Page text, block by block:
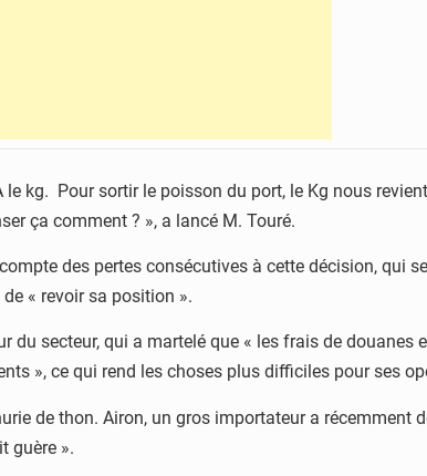
kg. Pour sortir le poisson du port, le Kg nous
ça comment ? », a lancé M. Touré.
des pertes consécutives à cette décision, qui
« revoir sa position ».
secteur, qui a martelé que « les frais de douanes
», ce qui rend les choses plus difficiles pour ses
de thon. Airon, un gros importateur a récemment
guère ».